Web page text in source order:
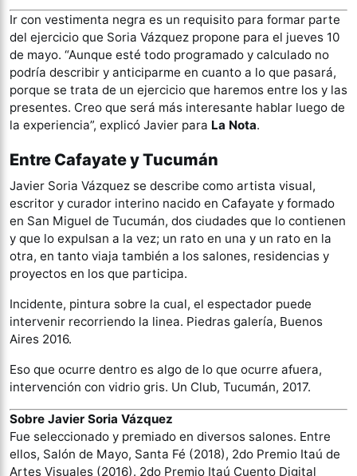
Ir con vestimenta negra es un requisito para formar parte
del ejercicio que Soria Vázquez propone para el jueves 10
de mayo. “Aunque esté todo programado y calculado no
podría describir y anticiparme en cuanto a lo que pasará,
porque se trata de un ejercicio que haremos entre los y las
presentes. Creo que será más interesante hablar luego de
la experiencia”, explicó Javier para La Nota.
Entre Cafayate y Tucumán
Javier Soria Vázquez se describe como artista visual,
escritor y curador interino nacido en Cafayate y formado
en San Miguel de Tucumán, dos ciudades que lo contienen
y que lo expulsan a la vez; un rato en una y un rato en la
otra, en tanto viaja también a los salones, residencias y
proyectos en los que participa.
Incidente, pintura sobre la cual, el espectador puede
intervenir recorriendo la linea. Piedras galería, Buenos
Aires 2016.
Eso que ocurre dentro es algo de lo que ocurre afuera,
intervención con vidrio gris. Un Club, Tucumán, 2017.
Sobre Javier Soria Vázquez
Fue seleccionado y premiado en diversos salones. Entre
ellos, Salón de Mayo, Santa Fé (2018), 2do Premio Itaú de
Artes Visuales (2016). 2do Premio Itaú Cuento Digital